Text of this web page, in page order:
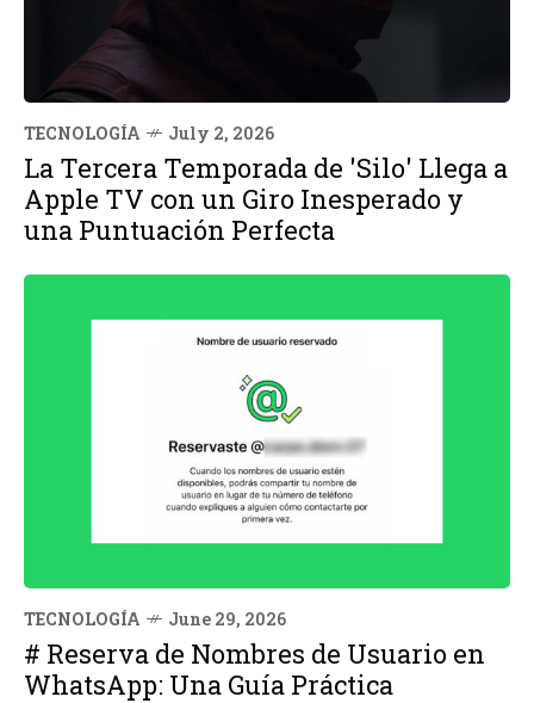
TECNOLOGÍA July 2, 2026
La Tercera Temporada de 'Silo' Llega a
Apple TV con un Giro Inesperado y
una Puntuación Perfecta
TECNOLOGÍA June 29, 2026
# Reserva de Nombres de Usuario en
WhatsApp: Una Guía Práctica